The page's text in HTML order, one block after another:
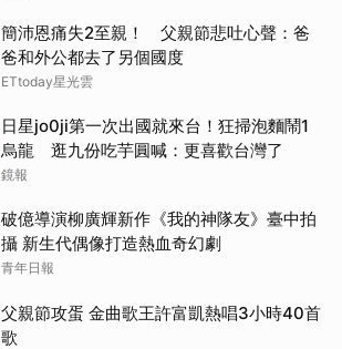
簡沛恩痛失2至親！ 父親節悲吐心聲：爸
爸和外公都去了另個國度
ETtoday星光雲
日星jo0ji第一次出國就來台！狂掃泡麵鬧1
烏龍 逛九份吃芋圓喊：更喜歡台灣了
鏡報
破億導演柳廣輝新作《我的神隊友》臺中拍
攝 新生代偶像打造熱血奇幻劇
青年日報
父親節攻蛋 金曲歌王許富凱熱唱3小時40首
歌